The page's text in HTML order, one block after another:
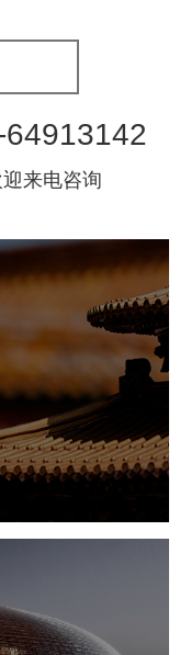
来电咨询
博物馆网站建设
题 网站代运营